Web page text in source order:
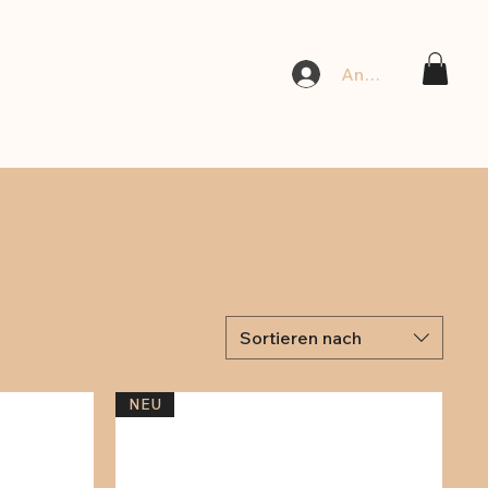
Anmelden
Sortieren nach
NEU